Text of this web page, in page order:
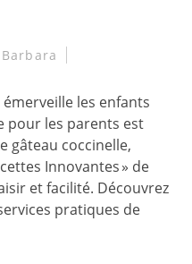
Barbara
les enfants
pour les parents est
gâteau coccinelle,
Innovantes » de
et facilité. Découvrez
pratiques de